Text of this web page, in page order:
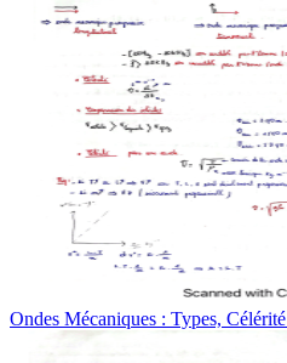
Ondes Mécaniques : Types,